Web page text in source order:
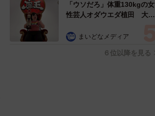
「ウソだろ」体重130kgの女
性芸人オダウエダ植田 大学
で」 まいどなメディア
６位以降を見る